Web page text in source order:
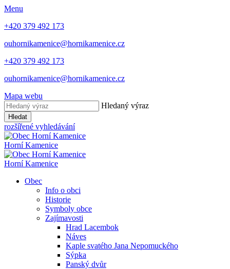
Menu
+420 379 492 173
ouhornikamenice@hornikamenice.cz
+420 379 492 173
ouhornikamenice@hornikamenice.cz
Mapa webu
Hledaný výraz
Hledat
rozšířené vyhledávání
Horní Kamenice
Horní Kamenice
Obec
Info o obci
Historie
Symboly obce
Zajímavosti
Hrad Lacembok
Náves
Kaple svatého Jana Nepomuckého
Sýpka
Panský dvůr